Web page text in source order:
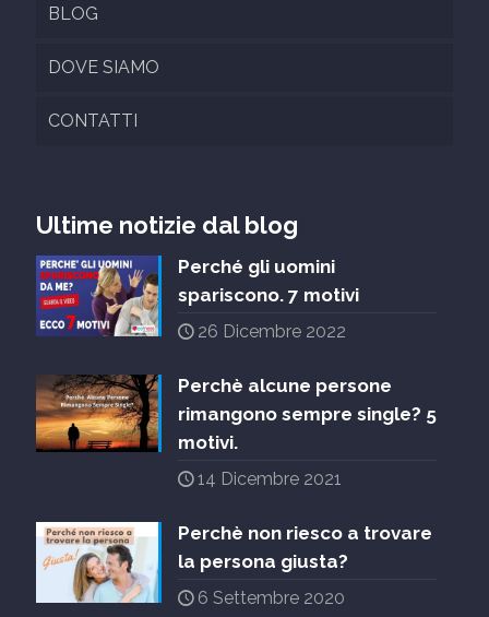
BLOG
DOVE SIAMO
CONTATTI
Ultime notizie dal blog
Perché gli uomini
spariscono. 7 motivi
26 Dicembre 2022
Perchè alcune persone
rimangono sempre single? 5
motivi.
14 Dicembre 2021
Perchè non riesco a trovare
la persona giusta?
6 Settembre 2020